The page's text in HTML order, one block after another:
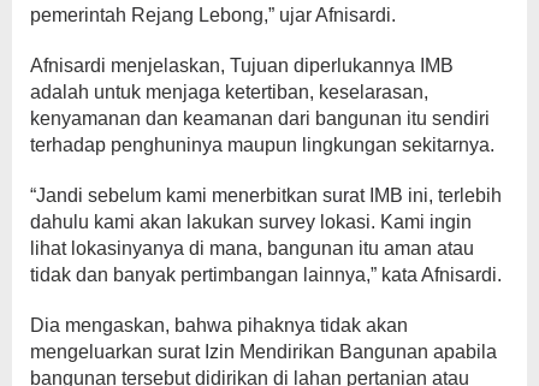
pemerintah Rejang Lebong,” ujar Afnisardi.
Afnisardi menjelaskan, Tujuan diperlukannya IMB
adalah untuk menjaga ketertiban, keselarasan,
kenyamanan dan keamanan dari bangunan itu sendiri
terhadap penghuninya maupun lingkungan sekitarnya.
“Jandi sebelum kami menerbitkan surat IMB ini, terlebih
dahulu kami akan lakukan survey lokasi. Kami ingin
lihat lokasinyanya di mana, bangunan itu aman atau
tidak dan banyak pertimbangan lainnya,” kata Afnisardi.
Dia mengaskan, bahwa pihaknya tidak akan
mengeluarkan surat Izin Mendirikan Bangunan apabila
bangunan tersebut didirikan di lahan pertanian atau